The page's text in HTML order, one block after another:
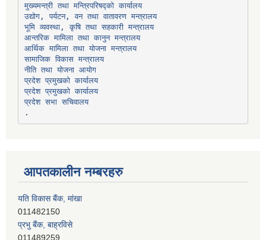
मुख्यमन्त्री तथा मन्त्रिपरिषद्को कार्यालय
उद्योग, पर्यटन, वन तथा वातावरण मन्त्रालय
भूमि व्यवस्था, कृषि तथा सहकारी मन्त्रालय
आन्तरिक मामिला तथा कानुन मन्त्रालय
आर्थिक मामिला तथा योजना मन्त्रालय
सामाजिक विकास मन्त्रालय
नीति तथा योजना आयोग
प्रदेश प्रमुखको कार्यालय
प्रदेश प्रमुखको कार्यालय
प्रदेश सभा सचिवालय
आपतकालीन नम्बरहरु
यति विकास बैंक, मांखा
011482150
प्रभु बैंक, बाह्रविसे
011489259
हिमालयन बैंक, बाह्रविसे